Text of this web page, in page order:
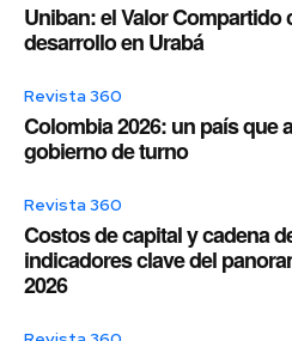
Uniban: el Valor
desarrollo en Urabá
Revista 360
Colombia 2026: un país que
gobierno de turno
Revista 360
Costos de capital y cadena
indicadores clave del
2026